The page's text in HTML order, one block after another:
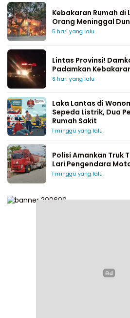
Kebakaran Rumah di
Orang Meninggal
5 hari yang lalu
Lintas Provinsi!
Padamkan
6 hari yang lalu
Laka Lantas di
Sepeda Listrik, Dua
Rumah Sakit
1 minggu yang lalu
Polisi Amankan Truk
Lari Pengendara
1 minggu yang lalu